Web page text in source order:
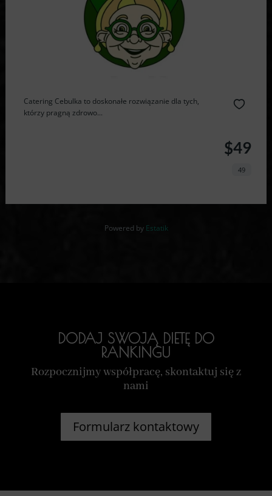
Catering Cebulka to doskonałe rozwiązanie dla tych,
którzy pragną zdrowo...
$49
49
Powered by Estatik
DODAJ SWOJĄ DIETĘ DO
RANKINGU
Rozpocznijmy współpracę, skontaktuj się z
nami
Formularz kontaktowy